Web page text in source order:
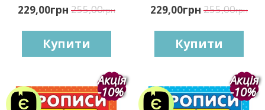
229,00грн 255,00грн
Купити
229,00грн 255,00грн
Купити
Акція
-10%
Акція
-10%